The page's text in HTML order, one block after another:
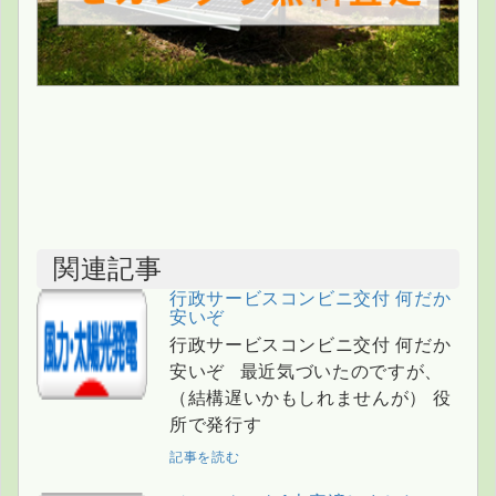
関連記事
行政サービスコンビニ交付 何だか
安いぞ
行政サービスコンビニ交付 何だか
安いぞ 最近気づいたのですが、
（結構遅いかもしれませんが） 役
所で発行す
記事を読む